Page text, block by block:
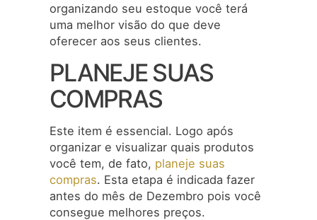
organizando seu estoque você terá
uma melhor visão do que deve
oferecer aos seus clientes.
PLANEJE SUAS
COMPRAS
Este item é essencial. Logo após
organizar e visualizar quais produtos
você tem, de fato, planeje suas
compras. Esta etapa é indicada fazer
antes do mês de Dezembro pois você
consegue melhores preços.